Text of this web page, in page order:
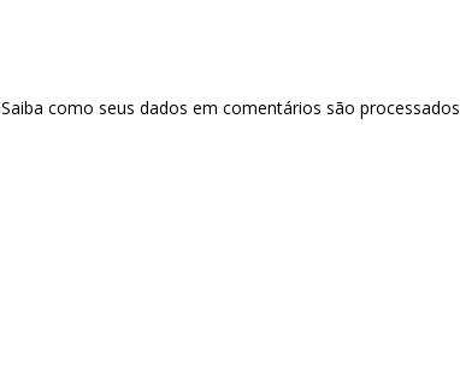
Saiba como seus dados em comentários são processados